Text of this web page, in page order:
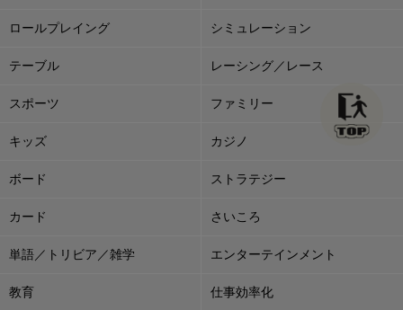
ロールプレイング シミュレーション
テーブル レーシング／レース
スポーツ ファミリー
キッズ カジノ
ボード ストラテジー
カード さいころ
単語／トリビア／雑学 エンターテインメント
教育 仕事効率化